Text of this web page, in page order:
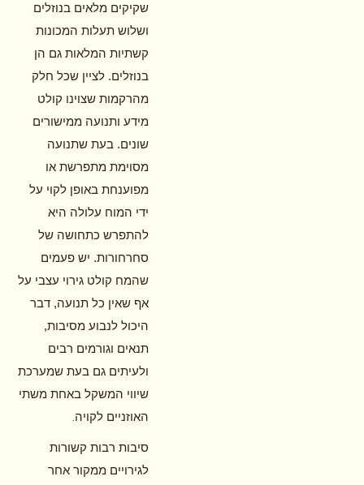
שקיקים מלאים בנוזלים
ושלוש תעלות המכונות
קשתיות המלאות גם הן
בנוזלים. לציין שכל חלק
מהרקמות שצוינו קולט
מידע ותנועה ממישורים
שונים. בעת שתנועה
מסוימת מתפרשת או
מפוענחת באופן לקוי על
ידי המוח עלולה היא
להתפרש כתחושה של
סחרחורות. יש פעמים
שהמח קולט גירוי עצבי על
אף שאין כל תנועה, דבר
היכול לנבוע מסיבות,
תנאים וגורמים רבים
ולעיתים גם בעת שמערכת
שיווי המשקל באחת משתי
האוזניים לקויה.
סיבות רבות קשורות
לגירויים ממקור אחר